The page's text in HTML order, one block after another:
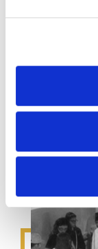
realizadas
históricos